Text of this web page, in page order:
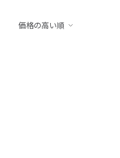
価格の高い順